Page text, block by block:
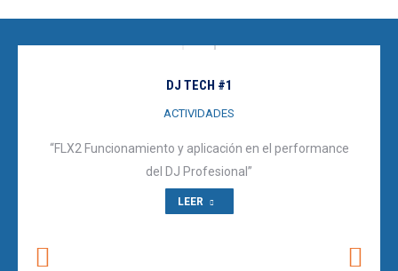
DJ TECH #1
ACTIVIDADES
“FLX2 Funcionamiento y aplicación en el performance
del DJ Profesional”
LEER